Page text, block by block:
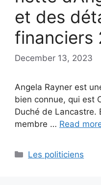
et des
financiers
December 13, 2023
Angela Rayner est
bien connue, qui est
Duché de Lancastre.
membre … Read
Categories
Les politiciens